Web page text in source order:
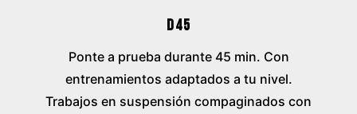
D45
Ponte a prueba durante 45 min. Con
entrenamientos adaptados a tu nivel.
Trabajos en suspensión compaginados con